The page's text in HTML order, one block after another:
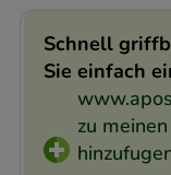
Schnell
Sie einfach
zu